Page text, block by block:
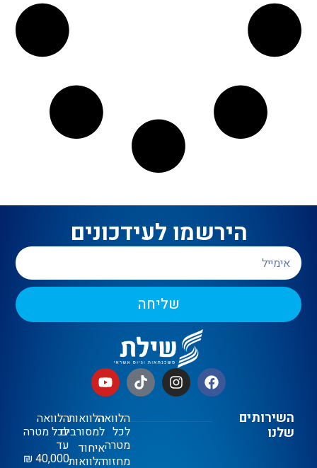
הירשמו לעידכונים
שליחה
השירותים
שלנו
הלוואה
לכל
מטרה
מחזור
הלוואות
למסורבים
איחוד
הלוואות
הלוואה
לכל מטרה
עד
40,000 ₪